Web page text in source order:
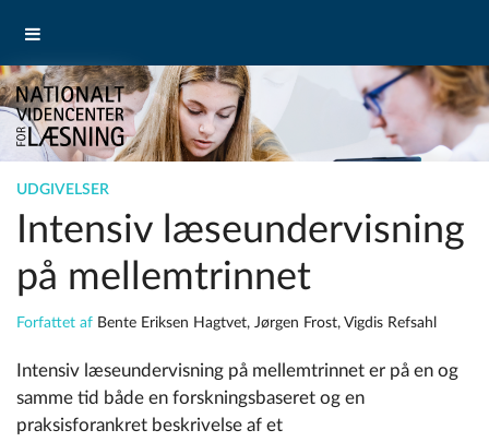
UDGIVELSER
Intensiv læseundervisning
på mellemtrinnet
Forfattet af Bente Eriksen Hagtvet, Jørgen Frost, Vigdis Refsahl
Intensiv læseundervisning på mellemtrinnet er på en og
samme tid både en forskningsbaseret og en
praksisforankret beskrivelse af et